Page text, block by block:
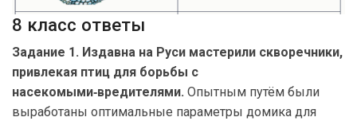
8 класс ответы
Задание 1. Издавна на Руси мастерили скворечники,
привлекая птиц для борьбы с
насекомыми‑вредителями. Опытным путём были
выработаны оптимальные параметры домика для